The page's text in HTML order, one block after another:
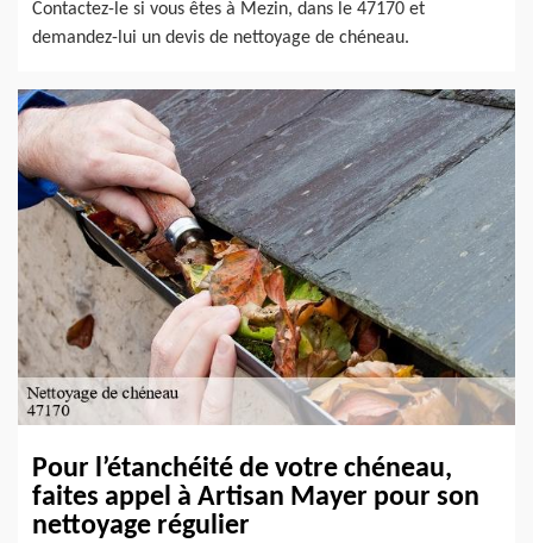
Contactez-le si vous êtes à Mezin, dans le 47170 et
demandez-lui un devis de nettoyage de chéneau.
Pour l’étanchéité de votre chéneau,
faites appel à Artisan Mayer pour son
nettoyage régulier